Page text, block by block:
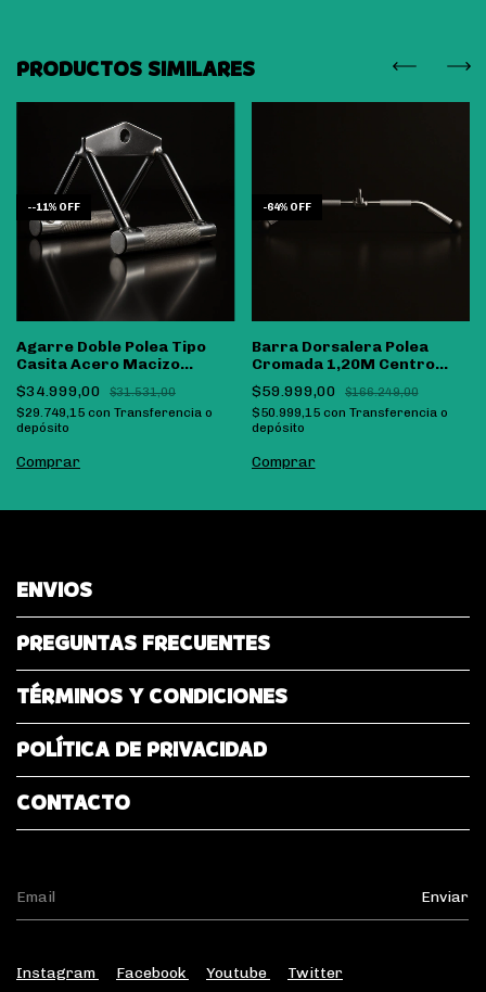
PRODUCTOS SIMILARES
--11% OFF
Agarre Doble Polea Tipo
Casita Acero Macizo
Importado Bsfit
$34.999,00 $31.531,00
$29.749,15 con Transferencia o
depósito
-64% OFF
Barra Dorsalera Polea
Cromada 1,20M Centro
Giratorio Bsfit
$59.999,00 $166.249,00
$50.999,15 con Transferencia o
depósito
ENVIOS
PREGUNTAS FRECUENTES
TÉRMINOS Y CONDICIONES
POLÍTICA DE PRIVACIDAD
CONTACTO
Instagram Facebook Youtube Twitter